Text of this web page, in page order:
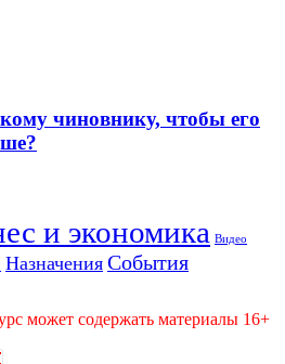
чиновнику, чтобы его
и экономика Видео
Назначения События
может содержать материалы 16+